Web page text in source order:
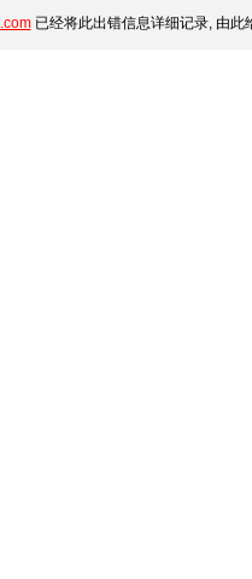
已经将此出错信息详细记录, 由此